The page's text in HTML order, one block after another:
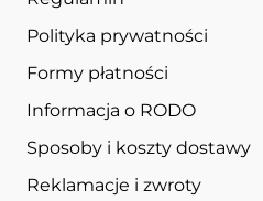
Polityka prywatności
Formy płatności
Informacja o RODO
Sposoby i koszty dostawy
Reklamacje i zwroty